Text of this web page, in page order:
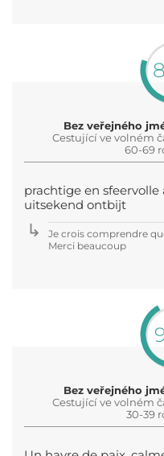
Bez veřejného
Cestující ve volném
60-69
prachtige en
uitsekend ontbijt
Je crois comprendre
Merci beaucoup
Bez veřejného
Cestující ve volném
30-39